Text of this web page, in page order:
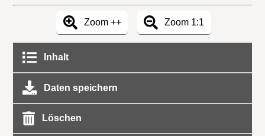
Zoom ++ Zoom 1:1
Inhalt
Daten speichern
Löschen